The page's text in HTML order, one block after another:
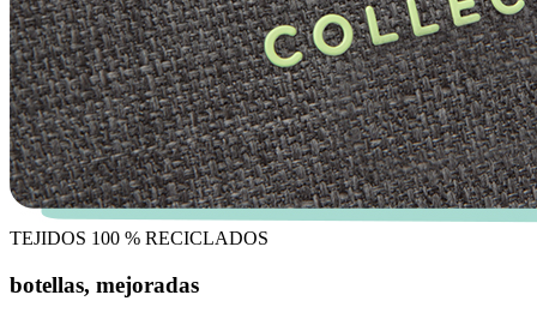
TEJIDOS 100 % RECICLADOS
botellas, mejoradas